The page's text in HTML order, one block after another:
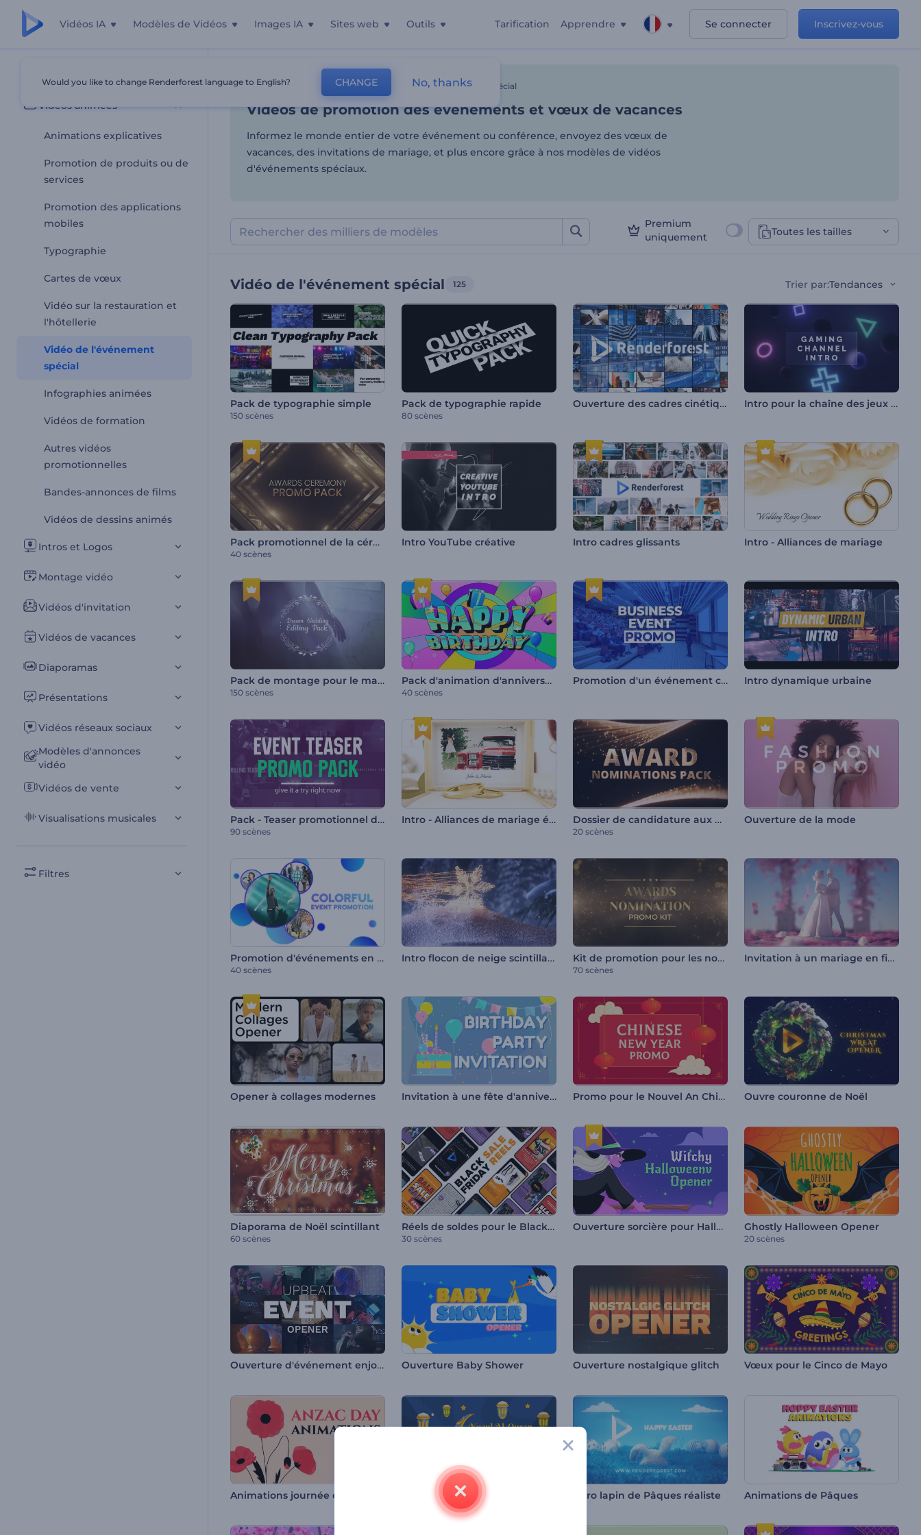
Vidéos IA Modèles de Vidéos Images IA Sites web Outils Tarification Apprendre Se connecter Inscrivez-vous
Tous les modèles
Vidéos animées
Animations explicatives
Promotion de produits ou de
services
Promotion des applications
mobiles
Typographie
Cartes de vœux
Vidéo sur la restauration et
l'hôtellerie
Vidéo de l'événement
spécial
Infographies animées
Vidéos de formation
Autres vidéos
promotionnelles
Bandes-annonces de films
Vidéos de dessins animés
Intros et Logos
Montage vidéo
Vidéos d'invitation
Vidéos de vacances
Diaporamas
Présentations
Vidéos réseaux sociaux
Modèles d'annonces
vidéo
Vidéos de vente
Visualisations musicales
Filtres
Vidéos de promotion des événements et vœux de vacances
Accueil Modèles Vidéos Animées Vidéo De L'événement Spécial
Vidéos de promotion des événements et vœux de vacances
Informez le monde entier de votre événement ou conférence, envoyez des vœux de
vacances, des invitations de mariage, et plus encore grâce à nos modèles de vidéos
d'événements spéciaux.
Premium
uniquement
Toutes les tailles
Vidéo de l'événement spécial 125 Trier par:Tendances
Pack de typographie simple
150 scènes
Pack de typographie rapide
80 scènes
Ouverture des cadres cinétiques Intro pour la chaîne des jeux vidéo
Pack promotionnel de la cérémonie de remise des prix
40 scènes
Intro YouTube créative Intro cadres glissants Intro - Alliances de mariage
Pack de montage pour le mariage de rêve
150 scènes
Pack d'animation d'anniversaire coloré
40 scènes
Promotion d'un événement commercial Intro dynamique urbaine
Pack - Teaser promotionnel des événements
90 scènes
Intro - Alliances de mariage élégantes Dossier de candidature aux prix
20 scènes
Ouverture de la mode
Promotion d'événements en couleurs
40 scènes
Intro flocon de neige scintillant Kit de promotion pour les nominations aux prix
70 scènes
Invitation à un mariage en figurine
Opener à collages modernes Invitation à une fête d'anniversaire Promo pour le Nouvel An Chinois Ouvre couronne de Noël
Diaporama de Noël scintillant
60 scènes
Réels de soldes pour le Black Friday
30 scènes
Ouverture sorcière pour Halloween Ghostly Halloween Opener
20 scènes
Ouverture d'événement enjoué Ouverture Baby Shower Ouverture nostalgique glitch Vœux pour le Cinco de Mayo
Animations journée de l'Anzac Salutations de Nuzul Al-Quran Intro lapin de Pâques réaliste Animations de Pâques
Would you like to change Renderforest language to English? CHANGE No, thanks